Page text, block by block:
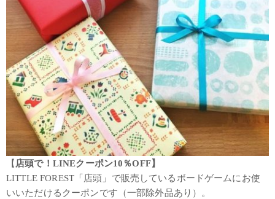
【 店頭で！LINEクーポン10％OFF】
LITTLE FOREST「店頭」で販売しているボードゲームにお使
いいただけるクーポンです（一部除外品あり）。